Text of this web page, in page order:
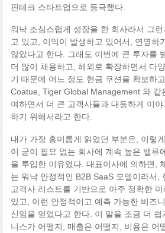
핀테크 스타트업으로 등극했다.
워낙 조심스럽게 성장을 한 회사라서 그
고 있고, 이익이 발생하고 있어서, 연명하
않았다고 한다. 그래도 이번에 큰 투자를
더 많이 채용하고, 해외로 확장하면서 다
기 때문에 어느 정도 현금 쿠션을 확보하
Coatue, Tiger Global Management 와 같
여하면서 더 큰 고객사들과 대등하게 이
하기 위해서라고 한다.
내가 가장 흥미롭게 읽었던 부분은, 이렇
이 굳이 필요 없는 회사에 계속 높은 밸류
을 투입한 이유였다. 대표이사에 의하면,
는 워낙 안정적인 B2B SaaS 모델이라서,
고객사 리스트를 기반으로 아주 정확한
있고, 이런 안정적이고 예측 가능한 비즈
신임을 얻었다고 한다. 이 말을 조금 더
니스가 어떨지, 매출은 어떨지, 비용은 어